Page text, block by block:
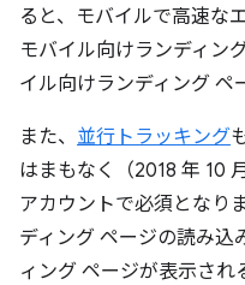
ると、モバイルで高速な
モバイル向けランディン
イル向けランディング ペ
また、 並行トラッキング
はまもなく（2018 年 10
アカウントで必須となり
ディング ページの読み込
ィング ページが表示され